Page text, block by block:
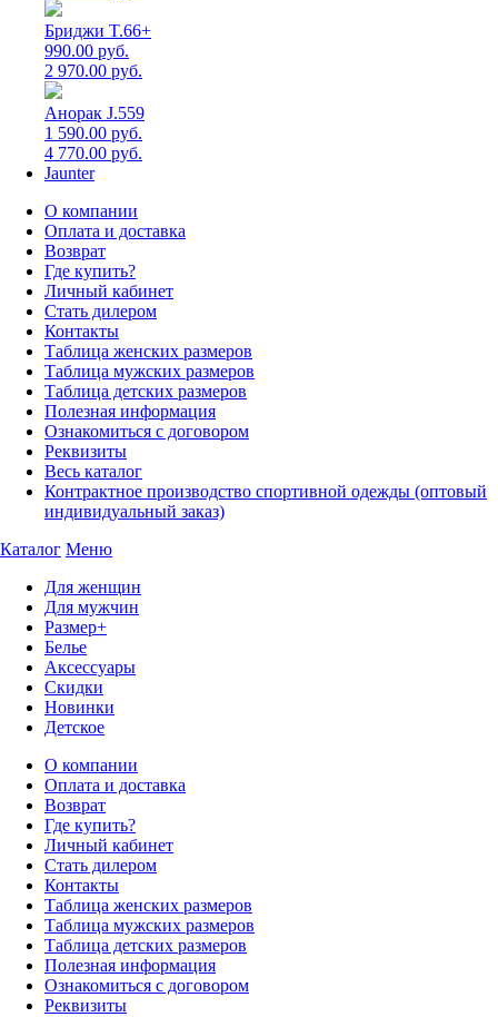
Бриджи T.66+
990.00 руб.
2 970.00 руб.
Анорак J.559
1 590.00 руб.
4 770.00 руб.
Jaunter
О компании
Оплата и доставка
Возврат
Где купить?
Личный кабинет
Стать дилером
Контакты
Таблица женских размеров
Таблица мужских размеров
Таблица детских размеров
Полезная информация
Ознакомиться с договором
Реквизиты
Весь каталог
Контрактное производство спортивной одежды (оптовый
индивидуальный заказ)
Каталог Меню
Для женщин
Для мужчин
Размер+
Белье
Аксессуары
Скидки
Новинки
Детское
О компании
Оплата и доставка
Возврат
Где купить?
Личный кабинет
Стать дилером
Контакты
Таблица женских размеров
Таблица мужских размеров
Таблица детских размеров
Полезная информация
Ознакомиться с договором
Реквизиты